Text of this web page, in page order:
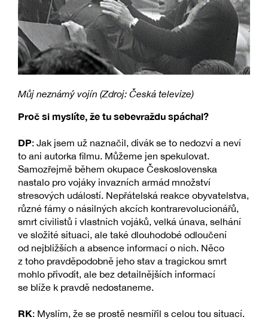
Můj neznámý vojín (Zdroj: Česká televize)
Proč si myslíte, že tu sebevraždu spáchal?
DP: Jak jsem už naznačil, divák se to nedozví a neví
to ani autorka filmu. Můžeme jen spekulovat.
Samozřejmě během okupace Československa
nastalo pro vojáky invazních armád množství
stresových událostí. Nepřátelská reakce obyvatelstva,
různé fámy o násilných akcích kontrarevolucionářů,
smrt civilistů i vlastních vojáků, velká únava, selhání
ve složité situaci, ale také dlouhodobé odloučení
od nejbližších a absence informací o nich. Něco
z toho pravděpodobně jeho stav a tragickou smrt
mohlo přivodit, ale bez detailnějších informací
se blíže k pravdě nedostaneme.
RK: Myslím, že se prostě nesmířil s celou tou situací.